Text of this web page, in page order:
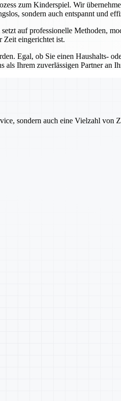
zum Kinderspiel. Wir
sondern auch entspannt und
auf professionelle Methoden,
Zeit eingerichtet ist.
Egal, ob Sie einen Haushalts-
Ihrem zuverlässigen Partner an
sondern auch eine Vielzahl von